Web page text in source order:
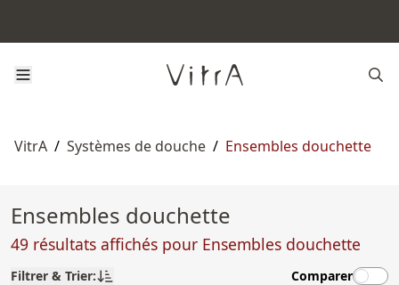
VitrA / Systèmes de douche / Ensembles douchette
Ensembles douchette
49 résultats affichés pour Ensembles douchette
Filtrer & Trier: Comparer